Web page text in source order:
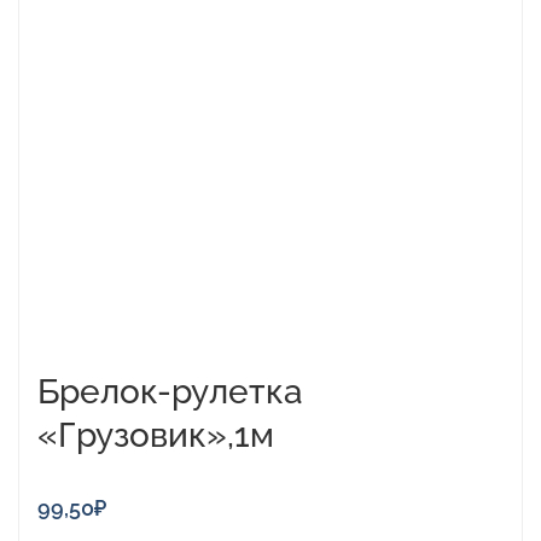
Брелок-рулетка
«Грузовик»,1м
99,50₽